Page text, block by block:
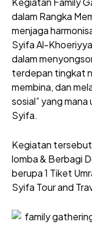
dalam Rangka
menjaga
Syifa Al-
dalam
terdepan tingkat
membina, dan
sosial” yang mana
Syifa.
Kegiatan
lomba & Berbagi
berupa 1 Tiket
Syifa Tour and